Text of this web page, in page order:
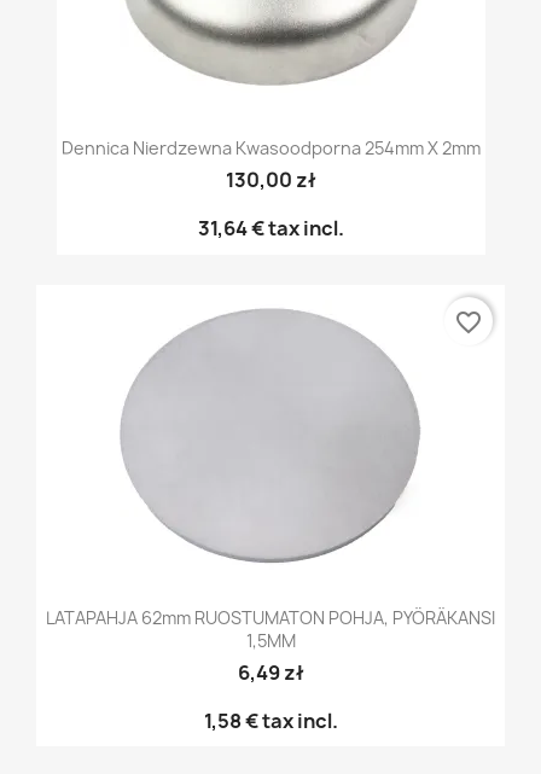
Dennica Nierdzewna Kwasoodporna 254mm X 2mm
130,00 zł
31,64 €tax incl.
LATAPAHJA 62mm RUOSTUMATON POHJA, PYÖRÄKANSI
1,5MM
6,49 zł
1,58 €tax incl.
favorite_border